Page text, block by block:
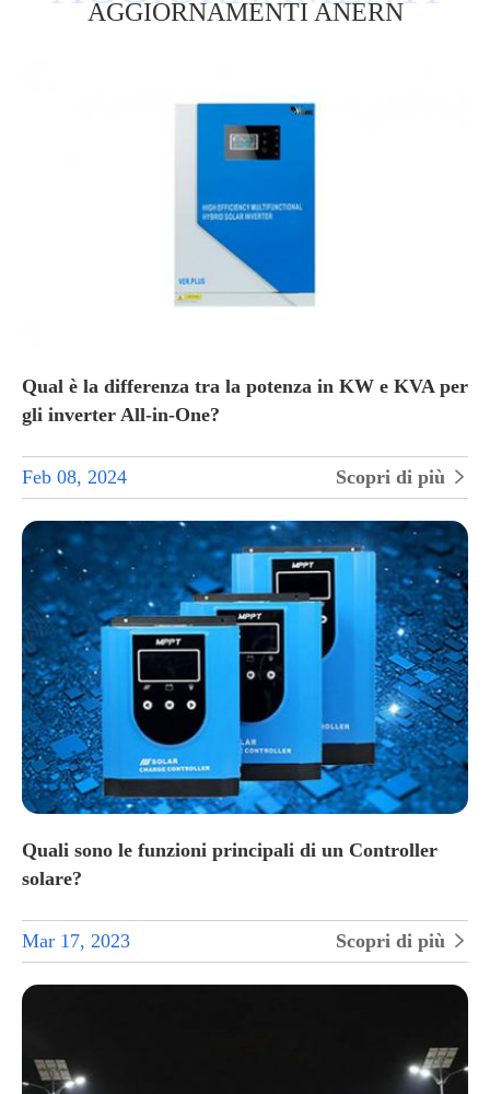
AGGIORNAMENTI ANERN
Qual è la differenza tra la potenza in KW e KVA per
gli inverter All-in-One?
Feb 08, 2024 Scopri di più 
Quali sono le funzioni principali di un Controller
solare?
Mar 17, 2023 Scopri di più 